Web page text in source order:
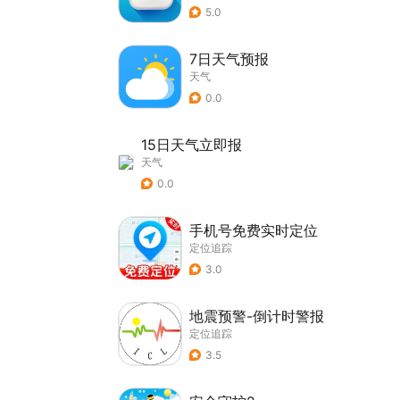
5.0
7日天气预报
天气
0.0
15日天气立即报
天气
0.0
手机号免费实时定位
定位追踪
3.0
地震预警-倒计时警报
定位追踪
3.5